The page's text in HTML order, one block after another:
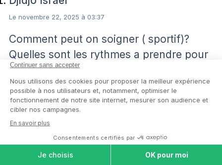
Le novembre 22, 2025 à 03:37
Comment peut on soigner ( sportif)?
Quelles sont les rythmes a prendre pour
une personne atteinte
Répondre
Amandine
Le novembre 24, 2025 à 13:34
MAISONS DE